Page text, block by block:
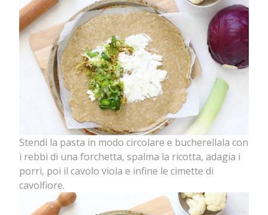
Stendi la pasta in modo circolare e bucherellala con
i rebbi di una forchetta, spalma la ricotta, adagia i
porri, poi il cavolo viola e infine le cimette di
cavolfiore.